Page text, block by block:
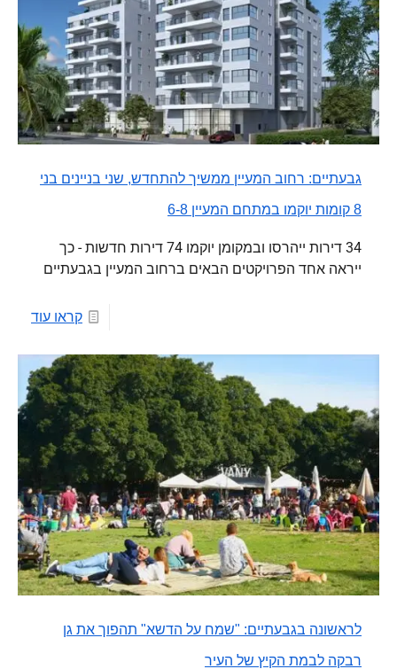
גבעתיים: רחוב המעיין ממשיך להתחדש, שני בניינים בני
8 קומות יוקמו במתחם המעיין 6-8
34 דירות ייהרסו ובמקומן יוקמו 74 דירות חדשות - כך
ייראה אחד הפרויקטים הבאים ברחוב המעיין בגבעתיים
קראו עוד
לראשונה בגבעתיים: "שמח על הדשא" תהפוך את גן
רבקה לבמת הקיץ של העיר